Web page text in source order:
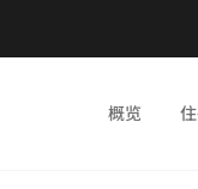
概览